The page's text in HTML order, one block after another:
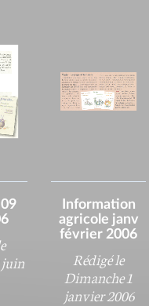
juin
Information
agricole janv
février 2006
Rédigé le
Dimanche 1
janvier 2006